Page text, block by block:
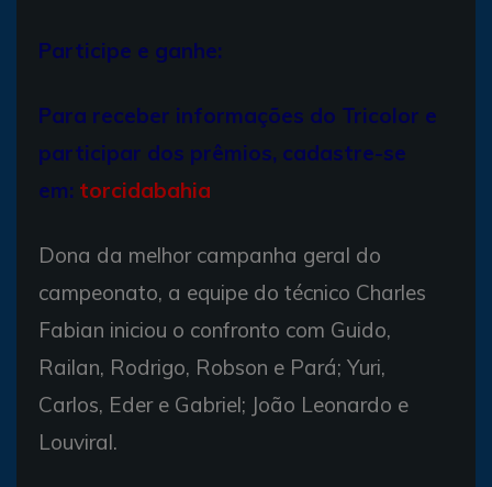
Participe e ganhe:
Para receber informações do Tricolor e
participar dos prêmios, cadastre-se
em: torcidabahia
Dona da melhor campanha geral do
campeonato, a equipe do técnico Charles
Fabian iniciou o confronto com Guido,
Railan, Rodrigo, Robson e Pará; Yuri,
Carlos, Eder e Gabriel; João Leonardo e
Louviral.